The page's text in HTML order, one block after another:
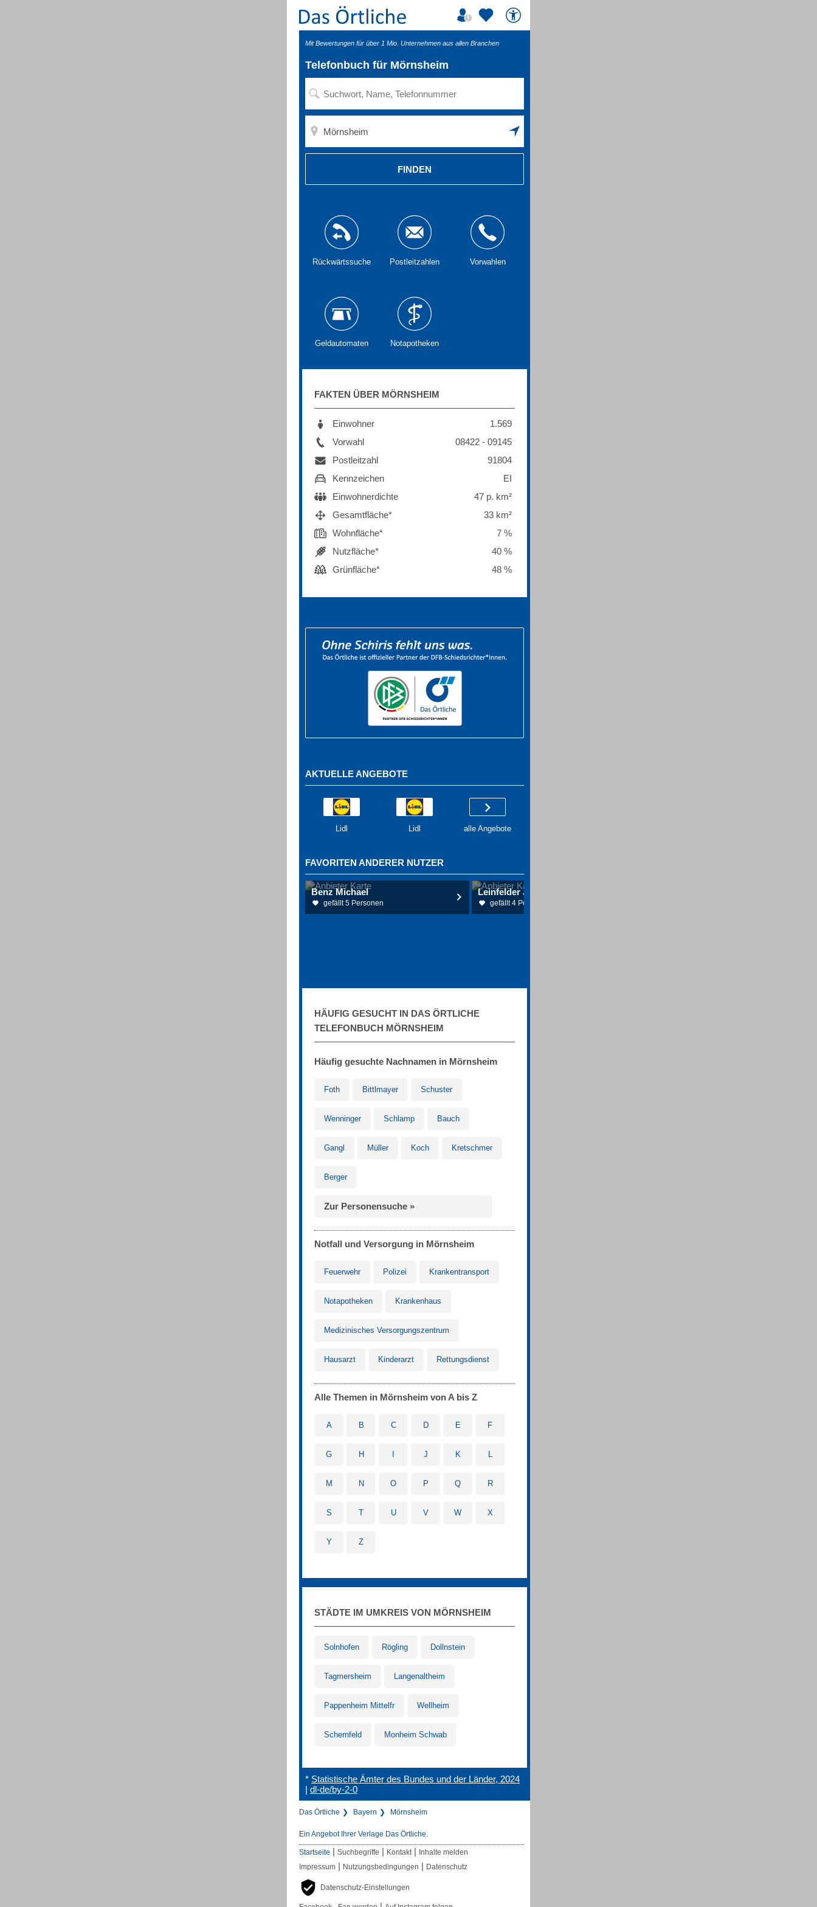
Mit Bewertungen für über 1 Mio. Unternehmen aus allen Branchen
Telefonbuch für Mörnsheim
FINDEN
Rückwärtssuche Postleitzahlen Vorwahlen
Geldautomaten Notapotheken
FAKTEN ÜBER MÖRNSHEIM
Einwohner
1.569
Vorwahl
08422 - 09145
Postleitzahl
91804
Kennzeichen
EI
Einwohnerdichte
47 p. km²
Gesamtfläche*
33 km²
Wohnfläche*
7 %
Nutzfläche*
40 %
Grünfläche*
48 %
AKTUELLE ANGEBOTE
Lidl Lidl alle Angebote
FAVORITEN ANDERER NUTZER
Benz Michael
gefällt 5 Personen gefällt 4 Personen
HÄUFIG GESUCHT IN DAS ÖRTLICHE
TELEFONBUCH MÖRNSHEIM
Häufig gesuchte Nachnamen in Mörnsheim
Foth Bittlmayer Schuster
Wenninger Schlamp Bauch
Gangl Müller Koch Kretschmer
Berger
Zur Personensuche »
Notfall und Versorgung in Mörnsheim
Feuerwehr Polizei Krankentransport
Notapotheken Krankenhaus
Medizinisches Versorgungszentrum
Hausarzt Kinderarzt Rettungsdienst
Alle Themen in Mörnsheim von A bis Z
A B C D E F
G H J K L
M N O P Q R
S T U V W X
Y Z
STÄDTE IM UMKREIS VON MÖRNSHEIM
Solnhofen Rögling Dollnstein
Tagmersheim Langenaltheim
Pappenheim Mittelfr Wellheim
Schernfeld Monheim Schwab
* Statistische Ämter des Bundes und der Länder, 2024
| dl-de/by-2-0
Das Örtliche Bayern Mörnsheim
Ein Angebot Ihrer Verlage Das Örtliche.
Startseite | Suchbegriffe | Kontakt | Inhalte melden
Impressum | Nutzungsbedingungen | Datenschutz
Datenschutz-Einstellungen